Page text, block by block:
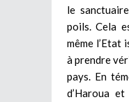
le
poils. Cela
même l’Etat
à prendre
pays. En
d’Haroua